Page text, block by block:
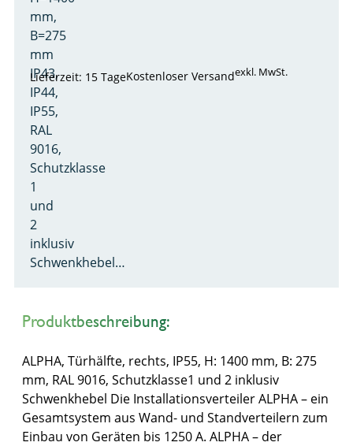
mm,
B=275
mm
IP43,
IP44,
IP55,
RAL
9016,
Schutzklasse
1
und
2
inklusiv
Schwenkhebel…
Lieferzeit: 15 TageKostenloser Versandexkl. MwSt.
Produktbeschreibung:
ALPHA, Türhälfte, rechts, IP55, H: 1400 mm, B: 275
mm, RAL 9016, Schutzklasse1 und 2 inklusiv
Schwenkhebel Die Installationsverteiler ALPHA – ein
Gesamtsystem aus Wand- und Standverteilern zum
Einbau von Geräten bis 1250 A. ALPHA – der